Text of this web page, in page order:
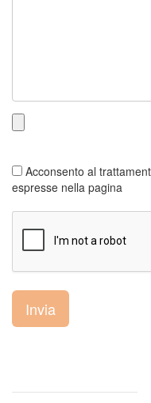
Acconsento al
espresse nella pagina
Invia